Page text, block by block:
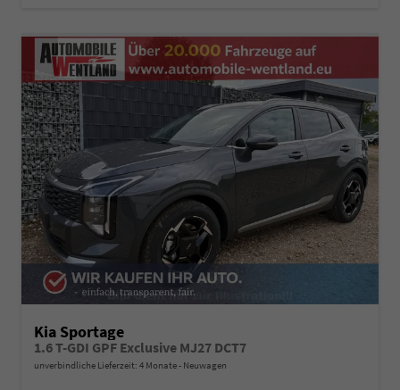
Kia Sportage
1.6 T-GDI GPF Exclusive MJ27 DCT7
unverbindliche Lieferzeit: 4 Monate Neuwagen